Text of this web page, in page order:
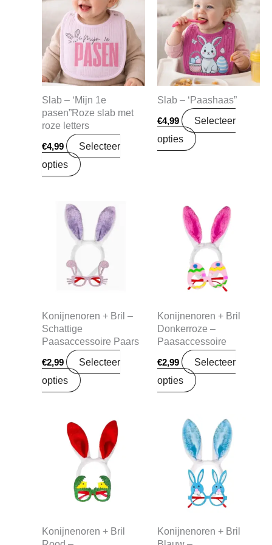
Slab – ‘Mijn 1e
pasen”Roze slab met
roze letters
€4,99
Selecteer
opties
Slab – ‘Paashaas”
€4,99
Selecteer
opties
Konijnenoren + Bril –
Schattige
Paasaccessoire Paars
€2,99
Selecteer
opties
Konijnenoren + Bril
Donkerroze –
Paasaccessoire
€2,99
Selecteer
opties
Konijnenoren + Bril
Konijnenoren + Bril